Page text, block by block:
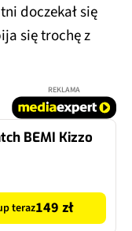
doczekał się
się trochę z
REKLAMA
BEMI Kizzo
teraz149 zł